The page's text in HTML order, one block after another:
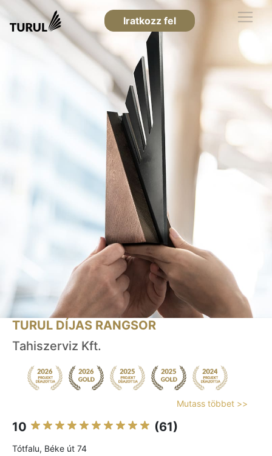
Iratkozz fel
TURUL DÍJAS RANGSOR
Tahiszerviz Kft.
Mutass többet >>
10 (61)
Tótfalu, Béke út 74